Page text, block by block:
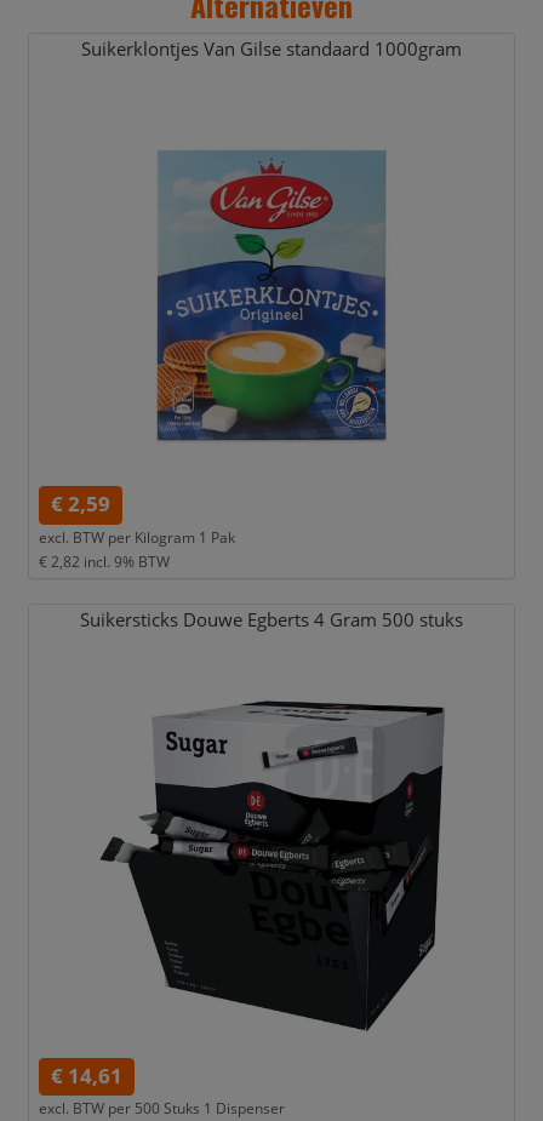
Suikerklontjes Van Gilse standaard 1000gram
€ 2,59
excl. BTW per Kilogram 1 Pak
€ 2,82 incl. 9% BTW
Suikersticks Douwe Egberts 4 Gram 500 stuks
€ 14,61
excl. BTW per 500 Stuks 1 Dispenser